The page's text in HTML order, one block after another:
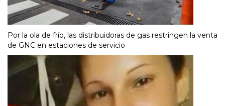
Por la ola de frío, las distribuidoras de gas restringen la venta
de GNC en estaciones de servicio